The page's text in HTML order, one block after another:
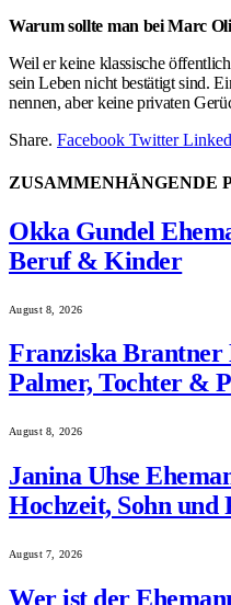
Warum sollte man bei Marc
Weil er keine klassische
sein Leben nicht bestätigt sind.
nennen, aber keine privaten
Share. Facebook Twitter
ZUSAMMENHÄNGENDE
Okka Gundel
Beruf & Kinder
August 8, 2026
Franziska Brantner
Palmer, Tochter &
August 8, 2026
Janina Uhse
Hochzeit, Sohn und
August 7, 2026
Wer ist der